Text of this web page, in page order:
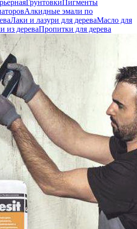
ГрунтовкиПигменты
Алкидные эмали по
Лаки и лазури для дереваМасло для
из дереваПропитки для дерева